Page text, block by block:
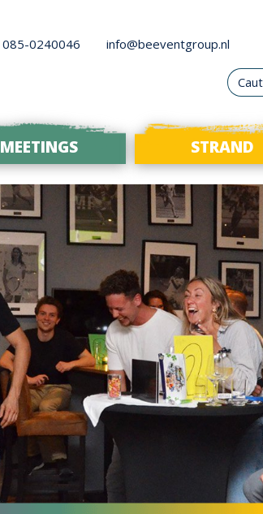
info@beeventgroup.nl
085-0240046
MEETINGS STRAND